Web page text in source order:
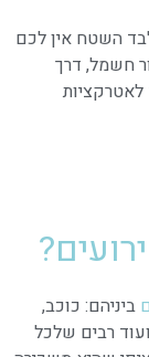
השטח אין לכם
חשמל, דרך
ביניהם: כוכב,
רבים שלכל